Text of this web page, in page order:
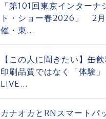
「第101回東京インターナ
ト・ショー春2026」 2
催・東...
【この人に聞きたい】缶
印刷品質ではなく「体験
LIVE...
カナオカとRNスマート